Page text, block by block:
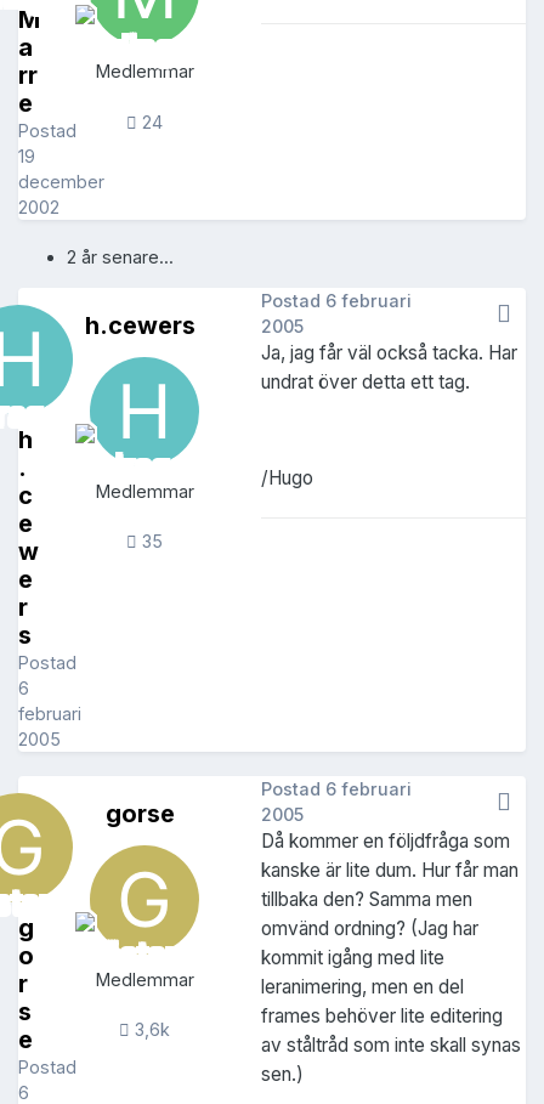
M
a
rr
e
Postad
19
december
2002
Medlemmar
24
2 år senare...
h
.
c
e
w
e
r
s
Postad
6
februari
2005
h.cewers
Medlemmar
35
Postad 6 februari
2005
Ja, jag får väl också tacka. Har
undrat över detta ett tag.
/Hugo
g
o
r
s
e
Postad
6
gorse
Medlemmar
3,6k
Postad 6 februari
2005
Då kommer en följdfråga som
kanske är lite dum. Hur får man
tillbaka den? Samma men
omvänd ordning? (Jag har
kommit igång med lite
leranimering, men en del
frames behöver lite editering
av ståltråd som inte skall synas
sen.)